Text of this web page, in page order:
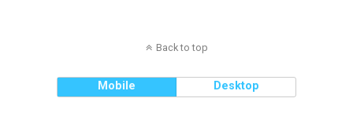
Back to top
Mobile Desktop